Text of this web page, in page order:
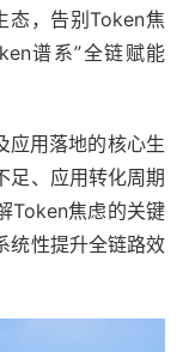
态，告别Token焦
谱系”全链赋能
应用落地的核心生
足、应用转化周期
Token焦虑的关键
统性提升全链路效